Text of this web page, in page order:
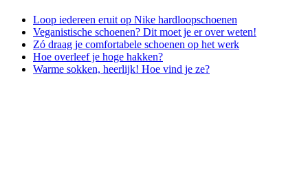
Loop iedereen eruit op Nike hardloopschoenen
Veganistische schoenen? Dit moet je er over weten!
Zó draag je comfortabele schoenen op het werk
Hoe overleef je hoge hakken?
Warme sokken, heerlijk! Hoe vind je ze?